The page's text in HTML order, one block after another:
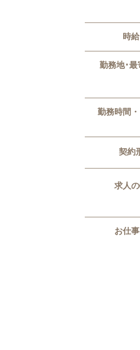
時給
勤務地･最
勤務時間
契約
求人
お仕